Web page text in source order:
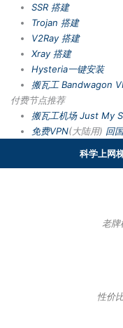
SSR 搭建
Trojan 搭建
V2Ray 搭建
Xray 搭建
Hysteria一键安装
搬瓦工 Bandwagon
付费节点推荐
搬瓦工机场 Just My
免费VPN(大陆用) 回
科学上网
老牌
性价